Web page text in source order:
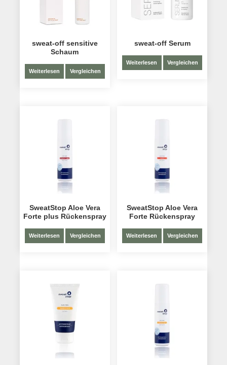
sweat-off sensitive
Schaum
Weiterlesen Vergleichen
sweat-off Serum
Weiterlesen Vergleichen
SweatStop Aloe Vera
Forte plus Rückenspray
Weiterlesen Vergleichen
SweatStop Aloe Vera
Forte Rückenspray
Weiterlesen Vergleichen